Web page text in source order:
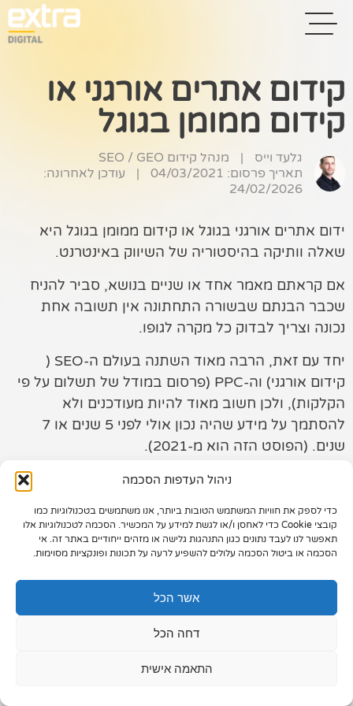
ניהול העדפות הסכמה
כדי לספק את חוויות המשתמש הטובות ביותר, אנו משתמשים בטכנולוגיות כמו
קובצי Cookie כדי לאחסן ו/או לגשת למידע על המכשיר. הסכמה לטכנולוגיות אלו
תאפשר לנו לעבד נתונים כגון התנהגות גלישה או מזהים ייחודיים באתר זה. אי
הסכמה או ביטול הסכמה עלולים להשפיע לרעה על תכונות ופונקציות מסוימות.
אשר הכל
דחה הכל
התאמה אישית
בית
בניית אתרים
קידום אתרים
פרסום בגוגל
רשתות חברתיות
שיווק לאתרי
סחר
תיק עבודות
צור קשר
073-7028000
הפלד 7, חולון
info@extra.co.il
קידום אתרים אורגני או
קידום ממומן בגוגל
גלעד וייס |
מנהל קידום SEO / GEO
תאריך פרסום: 04/03/2021
|
עודכן לאחרונה:
24/02/2026
ידום אתרים אורגני בגוגל או קידום ממומן בגוגל היא
שאלה וותיקה בהיסטוריה של השיווק באינטרנט.
אם קראתם מאמר אחד או שניים בנושא, סביר להניח
שכבר הבנתם שבשורה התחתונה אין תשובה אחת
נכונה וצריך לבדוק כל מקרה לגופו.
יחד עם זאת, הרבה מאוד השתנה בעולם ה-SEO (
קידום אורגני) וה-PPC (פרסום במודל של תשלום על פי
הקלקות), ולכן חשוב מאוד להיות מעודכנים ולא
להסתמך על מידע שהיה נכון אולי לפני 5 שנים או 7
שנים. (הפוסט הזה הוא מ-2021).